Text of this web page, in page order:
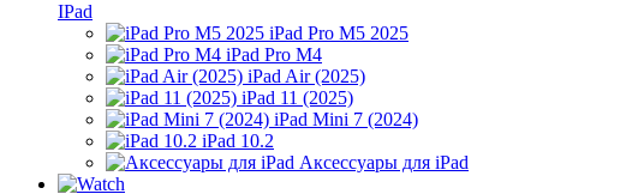
IPad
iPad Pro M5 2025
iPad Pro M4
iPad Air (2025)
iPad 11 (2025)
iPad Mini 7 (2024)
iPad 10.2
Аксессуары для iPad